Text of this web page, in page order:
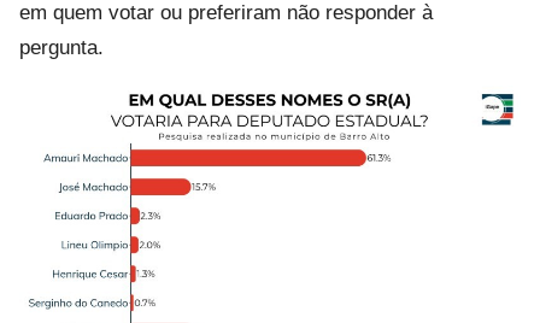
em quem votar ou preferiram não responder à
pergunta.